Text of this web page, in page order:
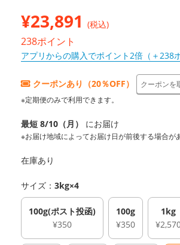
¥23,891 (税込)
238ポイント
アプリからの購入でポイント2倍（＋238
クーポンあり（20％OFF）
クーポンを
※定期便のみで利用できます。
最短 8/10（月） にお届け
※お届け地域によってお届け日が前後する場合が
在庫あり
サイズ： 3kg×4
100g(ポスト投函)
¥350
100g
¥350
1kg